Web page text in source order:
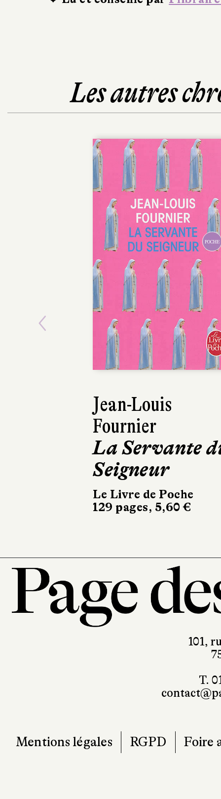
Les autres
POCHE
Jean-Louis
Fournier
La Servante
Seigneur
Le Livre de Poche
129 pages, 5,60 €
Previous
101,
T.
Mentions légales RGPD Foire